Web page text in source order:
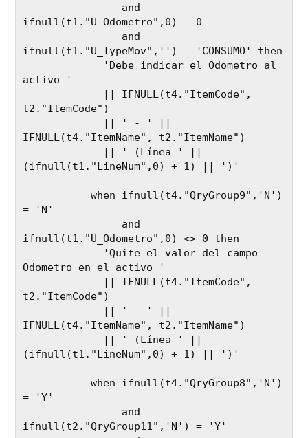
ifnull(t1."U_Odometro",0) = 0
ifnull(t1."U_TypeMov",'') = 'CONSUMO' then
activo '
t2."ItemCode")
IFNULL(t4."ItemName", t2."ItemName")
(ifnull(t1."LineNum",0) + 1) || ')'
           when ifnull(t4."QryGroup9",'N')
= 'N'
ifnull(t1."U_Odometro",0) <> 0 then
Odometro en el activo '
t2."ItemCode")
IFNULL(t4."ItemName", t2."ItemName")
(ifnull(t1."LineNum",0) + 1) || ')'
           when ifnull(t4."QryGroup8",'N')
= 'Y'
ifnull(t2."QryGroup11",'N') = 'Y'